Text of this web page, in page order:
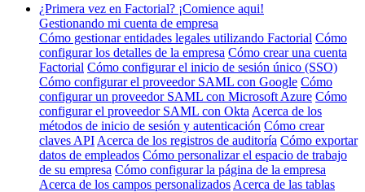
¿Primera vez en Factorial? ¡Comience aqui!
Gestionando mi cuenta de empresa
Cómo gestionar entidades legales utilizando Factorial Cómo
configurar los detalles de la empresa Cómo crear una cuenta
Factorial Cómo configurar el inicio de sesión único (SSO)
Cómo configurar el proveedor SAML con Google Cómo
configurar un proveedor SAML con Microsoft Azure Cómo
configurar el proveedor SAML con Okta Acerca de los
métodos de inicio de sesión y autenticación Cómo crear
claves API Acerca de los registros de auditoría Cómo exportar
datos de empleados Cómo personalizar el espacio de trabajo
de su empresa Cómo configurar la página de la empresa
Acerca de los campos personalizados Acerca de las tablas